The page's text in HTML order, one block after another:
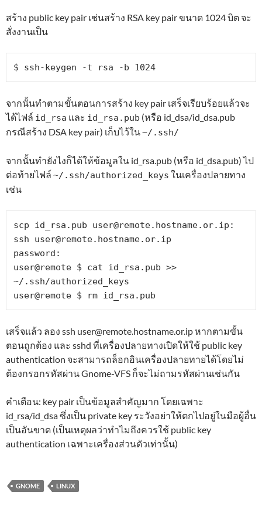
สร้าง public key pair เช่นสร้าง RSA key pair ขนาด 1024 บิต จะ
สั่งงานเป็น
$ ssh-keygen -t rsa -b 1024
จากนั้นทำตามขั้นตอนการสร้าง key pair เสร็จเรียบร้อยแล้วจะ
ได้ไฟล์ id_rsa และ id_rsa.pub (หรือ id_dsa/id_dsa.pub
กรณีสร้าง DSA key pair) เก็บไว้ใน~/.ssh/
จากนั้นทำยังไงก็ได้ให้ข้อมูลใน id_rsa.pub (หรือ id_dsa.pub) ไป
ต่อท้ายไฟล์ ~/.ssh/authorized_keys ในเครื่องปลายทาง
เช่น
scp id_rsa.pub user@remote.hostname.or.ip :
ssh user@remote.hostname.or.ip
password:
user@remote $ cat id_rsa.pub >>
~/.ssh/authorized_keys
user@remote $ rm id_rsa.pub
เสร็จแล้ว ลอง ssh user@remote.hostname.or.ipหากตามขั้น
ตอนถูกต้อง และ sshd ที่เครื่องปลายทางเปิดให้ใช้ public key
authentication จะสามารถล็อกอินเครื่องปลายทายได้โดยไม่
ต้องกรอกรหัสผ่าน Gnome-VFS ก็จะไม่ถามรหัสผ่านเช่นกัน
คำเตือน: key pair เป็นข้อมูลสำคัญมาก โดยเฉพาะ
id_rsa/id_dsa ซึ่งเป็น private key ระวังอย่าให้ตกไปอยู่ในมือผู้อื่น
เป็นอันขาด (เป็นเหตุผลว่าทำไมถึงควรใช้ public key
authentication เฉพาะเครื่องส่วนตัวเท่านั้น)
GNOME LINUX